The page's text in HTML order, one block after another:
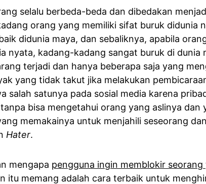
selalu berbeda-beda dan dibedakan
orang yang memiliki sifat buruk didunia
didunia maya, dan sebaliknya, apabila
nyata, kadang-kadang sangat buruk di dunia
terjadi dan hanya beberapa saja yang
yang tidak takut jika melakukan
salah satunya pada sosial media karena
bisa mengetahui orang yang aslinya dan
memakainya untuk menjahili seseorang
Hater.
mengapa pengguna ingin memblokir seorang
itu memang adalah cara terbaik untuk